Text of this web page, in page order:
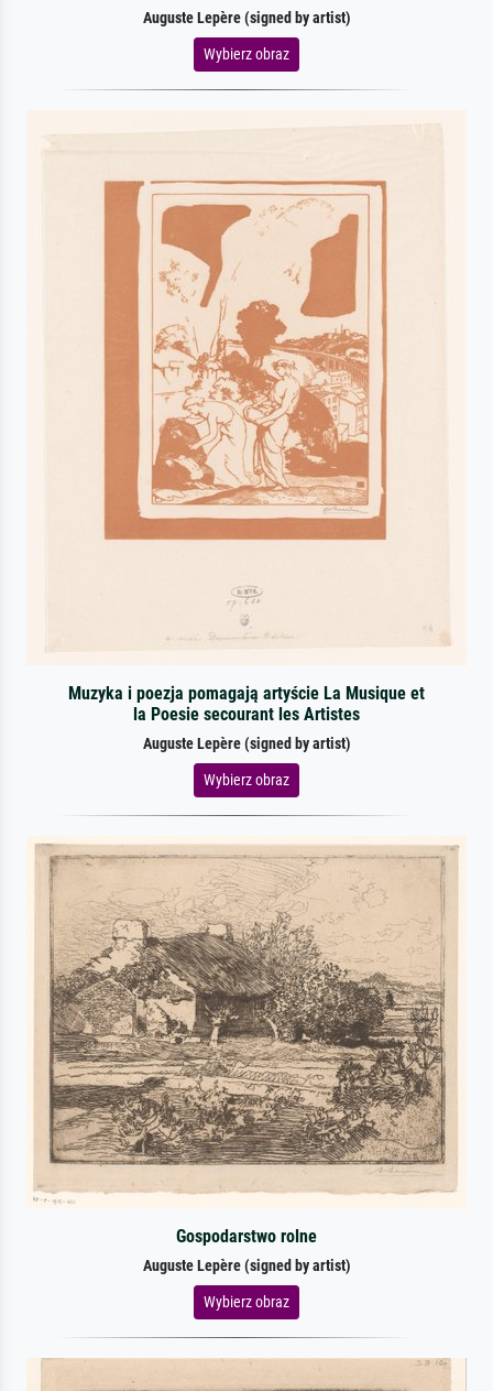
Auguste Lepère (signed by artist)
Wybierz obraz
Muzyka i poezja pomagają artyście La Musique et
la Poesie secourant les Artistes
Auguste Lepère (signed by artist)
Wybierz obraz
Gospodarstwo rolne
Auguste Lepère (signed by artist)
Wybierz obraz